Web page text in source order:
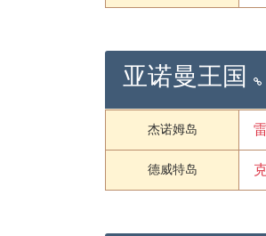
亚诺曼王国
杰诺姆岛
德威特岛